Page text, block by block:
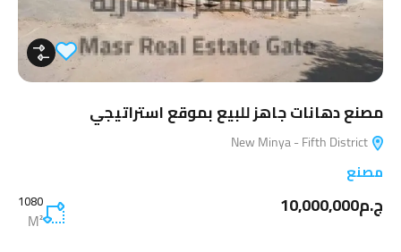
مصنع دهانات جاهز للبيع بموقع استراتيجي
مصنع
ج.م10,000,000 1080
M²